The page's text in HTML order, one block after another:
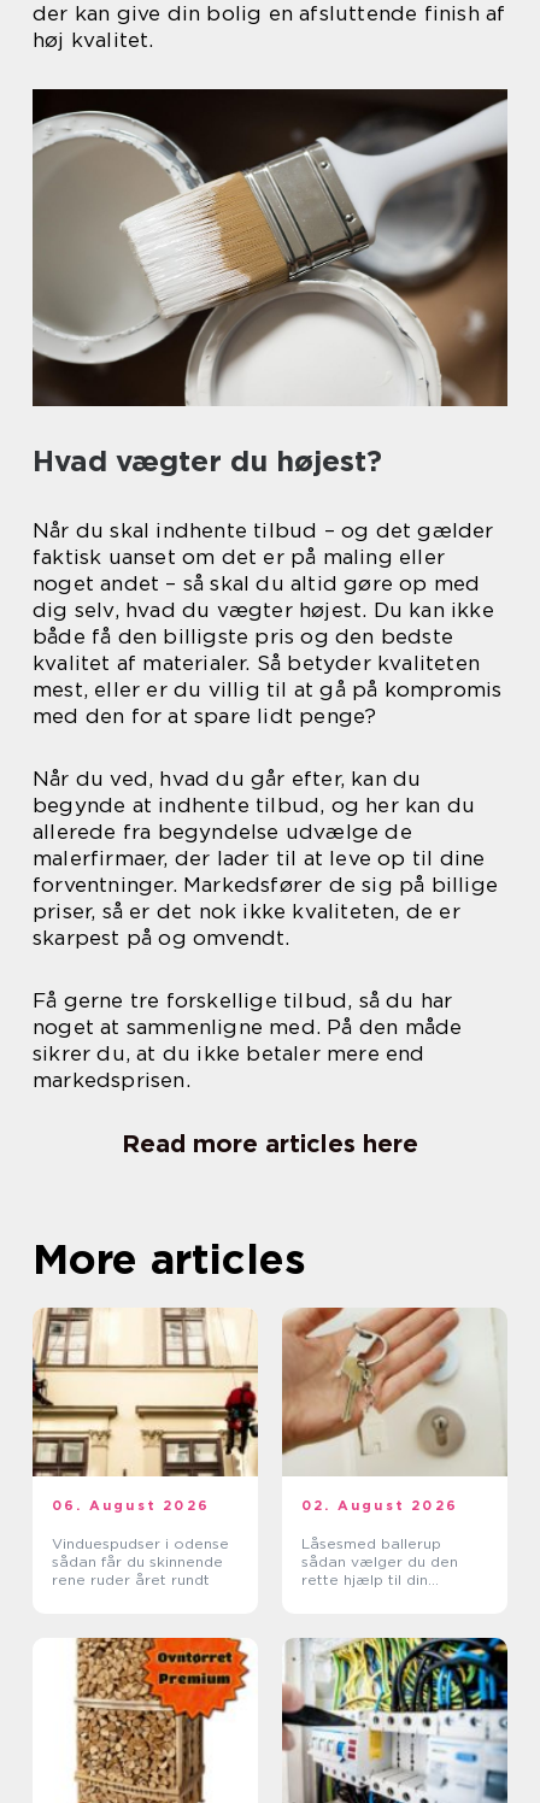
der kan give din bolig en afsluttende finish af
høj kvalitet.
Hvad vægter du højest?
Når du skal indhente tilbud – og det gælder
faktisk uanset om det er på maling eller
noget andet – så skal du altid gøre op med
dig selv, hvad du vægter højest. Du kan ikke
både få den billigste pris og den bedste
kvalitet af materialer. Så betyder kvaliteten
mest, eller er du villig til at gå på kompromis
med den for at spare lidt penge?
Når du ved, hvad du går efter, kan du
begynde at indhente tilbud, og her kan du
allerede fra begyndelse udvælge de
malerfirmaer, der lader til at leve op til dine
forventninger. Markedsfører de sig på billige
priser, så er det nok ikke kvaliteten, de er
skarpest på og omvendt.
Få gerne tre forskellige tilbud, så du har
noget at sammenligne med. På den måde
sikrer du, at du ikke betaler mere end
markedsprisen.
Read more articles here
More articles
06. August 2026
Vinduespudser i odense
sådan får du skinnende
rene ruder året rundt
02. August 2026
Låsesmed ballerup
sådan vælger du den
rette hjælp til din